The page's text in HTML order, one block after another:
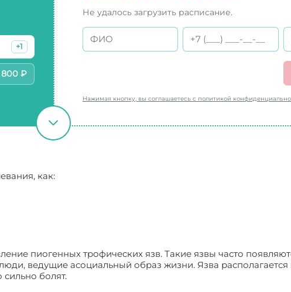
+1
800 ₽
Не удалось загрузить расписание.
Нажимая кнопку, вы соглашаетесь с политикой
как:
пиогенных трофических язв. Такие язвы часто
ведущие асоциальный образ жизни. Язва
болят.